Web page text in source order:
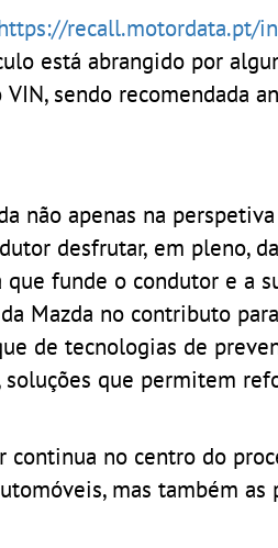
recall.motordata.pt/
está abrangido por
sendo recomendada
não apenas na
desfrutar, em pleno,
funde o condutor e a
Mazda no contributo
de tecnologias de
que permitem
no centro do
mas também as